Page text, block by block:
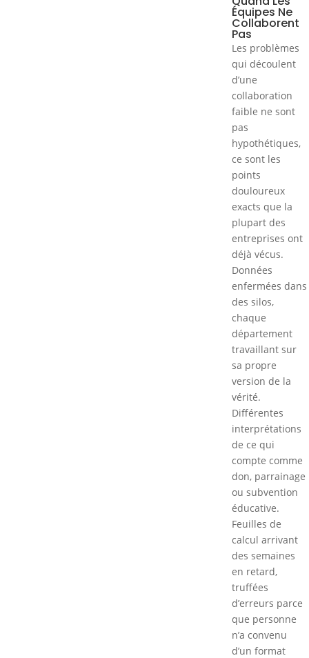
Équipes Ne
Collaborent
Pas
Les problèmes
qui découlent
d’une
collaboration
faible ne sont
pas
hypothétiques,
ce sont les
points
douloureux
exacts que la
plupart des
entreprises ont
déjà vécus.
Données
enfermées dans
des silos,
chaque
département
travaillant sur
sa propre
version de la
vérité.
Différentes
interprétations
de ce qui
compte comme
don, parrainage
ou subvention
éducative.
Feuilles de
calcul arrivant
des semaines
en retard,
truffées
d’erreurs parce
que personne
n’a convenu
d’un format